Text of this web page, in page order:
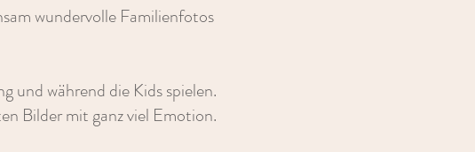
wundervolle Familienfotos
und während die Kids spielen.
Bilder mit ganz viel Emotion.